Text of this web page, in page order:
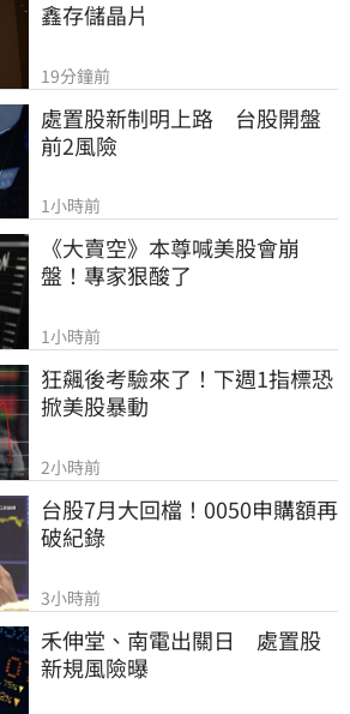
鑫存儲晶片
19分鐘前
處置股新制明上路　台股開盤
前2風險
1小時前
《大賣空》本尊喊美股會崩
盤！專家狠酸了
1小時前
狂飆後考驗來了！下週1指標恐
掀美股暴動
2小時前
台股7月大回檔！0050申購額再
破紀錄
3小時前
禾伸堂、南電出關日　處置股
新規風險曝